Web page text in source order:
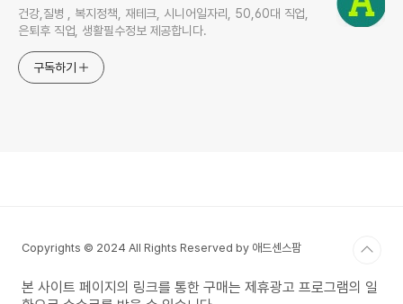
건강,질병 , 복지정책, 재테크, 시니어일자리, 50,60대 직업,
은퇴후 직업, 생활필수정보 제공합니다.
구독하기
Copyrights © 2024 All Rights Reserved by 애드센스팜
본 사이트 페이지의 링크를 통한 구매는 제휴광고 프로그램의 일